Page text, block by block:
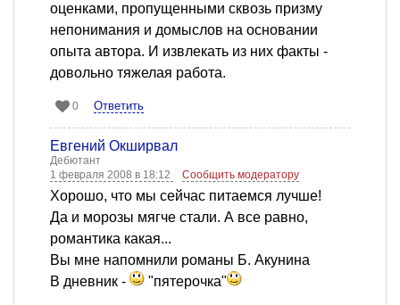
оценками, пропущенными сквозь призму
непонимания и домыслов на основании
опыта автора. И извлекать из них факты -
довольно тяжелая работа.
0 Ответить
Евгений Окширвал
Дебютант
1 февраля 2008 в 18:12
Сообщить модератору
Хорошо, что мы сейчас питаемся лучше!
Да и морозы мягче стали. А все равно,
романтика какая...
Вы мне напомнили романы Б. Акунина
В дневник -
"пятерочка"